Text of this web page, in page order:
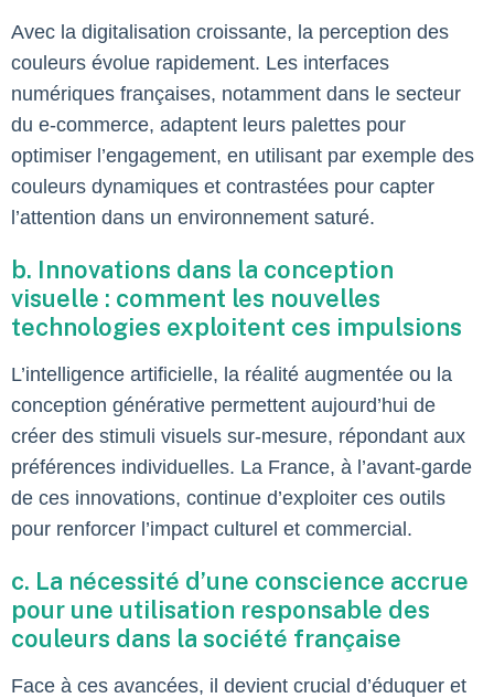
Avec la digitalisation croissante, la perception des
couleurs évolue rapidement. Les interfaces
numériques françaises, notamment dans le secteur
du e-commerce, adaptent leurs palettes pour
optimiser l’engagement, en utilisant par exemple des
couleurs dynamiques et contrastées pour capter
l’attention dans un environnement saturé.
b. Innovations dans la conception
visuelle : comment les nouvelles
technologies exploitent ces impulsions
L’intelligence artificielle, la réalité augmentée ou la
conception générative permettent aujourd’hui de
créer des stimuli visuels sur-mesure, répondant aux
préférences individuelles. La France, à l’avant-garde
de ces innovations, continue d’exploiter ces outils
pour renforcer l’impact culturel et commercial.
c. La nécessité d’une conscience accrue
pour une utilisation responsable des
couleurs dans la société française
Face à ces avancées, il devient crucial d’éduquer et